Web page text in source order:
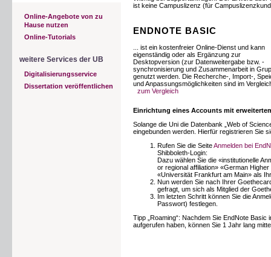
Online-Angebote von zu
Hause nutzen
Online-Tutorials
weitere Services der UB
Digitalisierungsservice
Dissertation veröffentlichen
ist keine Campuslizenz (für
ENDNOTE BASIC
... ist ein kostenfreier Online-Dienst und kann
eigenständig oder als Ergänzung zur
Desktopversion (zur Datenweitergabe bzw. -
synchronisierung und Zusammenarbeit in
genutzt werden. Die Recherche-, Import-,
und Anpassungsmöglichkeiten sind im
zum Vergleich
Einrichtung eines Accounts mit
Solange die Uni die Datenbank „Web of
eingebunden werden. Hierfür registrieren Sie
Rufen Sie die SeiteAnmelden bei
Shibboleth-Login:
Dazu wählen Sie die «institutionelle
or regional affiliation» «German
«Universität Frankfurt am Main» als
Nun werden Sie nach Ihrer
gefragt, um sich als Mitglied der
Im letzten Schritt können Sie die
Passwort) festlegen.
Tipp „Roaming“: Nachdem Sie EndNote
aufgerufen haben, können Sie 1 Jahr lang